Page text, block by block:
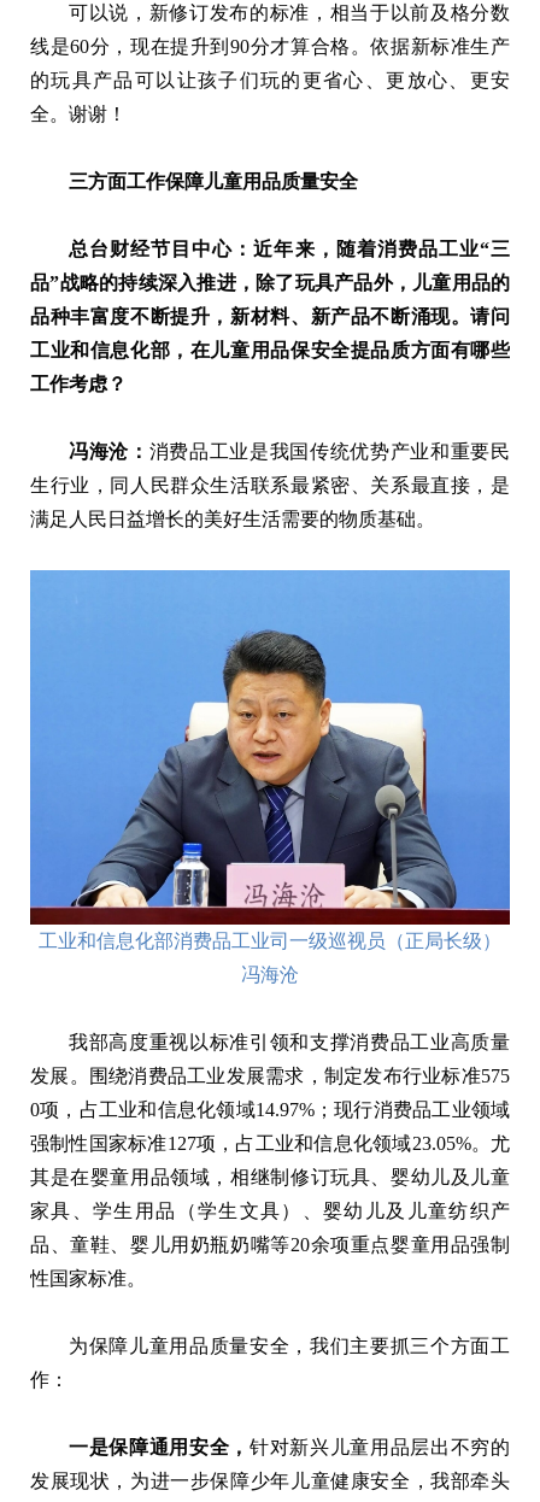
可以说，新修订发布的标准，相当于以前及格分数
线是60分，现在提升到90分才算合格。依据新标准生产
的玩具产品可以让孩子们玩的更省心、更放心、更安
全。谢谢！
三方面工作保障儿童用品质量安全
总台财经节目中心：近年来，随着消费品工业“三
品”战略的持续深入推进，除了玩具产品外，儿童用品的
品种丰富度不断提升，新材料、新产品不断涌现。请问
工业和信息化部，在儿童用品保安全提品质方面有哪些
工作考虑？
冯海沧： 消费品工业是我国传统优势产业和重要民
生行业，同人民群众生活联系最紧密、关系最直接，是
满足人民日益增长的美好生活需要的物质基础。
工业和信息化部消费品工业司一级巡视员（正局长级）
冯海沧
我部高度重视以标准引领和支撑消费品工业高质量
发展。围绕消费品工业发展需求，制定发布行业标准575
0项，占工业和信息化领域14.97%；现行消费品工业领域
强制性国家标准127项，占工业和信息化领域23.05%。尤
其是在婴童用品领域，相继制修订玩具、婴幼儿及儿童
家具、学生用品（学生文具）、婴幼儿及儿童纺织产
品、童鞋、婴儿用奶瓶奶嘴等20余项重点婴童用品强制
性国家标准。
为保障儿童用品质量安全，我们主要抓三个方面工
作：
一是保障通用安全， 针对新兴儿童用品层出不穷的
发展现状，为进一步保障少年儿童健康安全，我部牵头